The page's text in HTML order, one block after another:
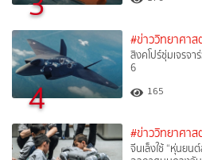
4
#ข่าววิทยาศาส
สิงคโปร์ซุ่มเจรจ
6
165
#ข่าววิทยาศาส
จีนเล็งใช้ “หุ่นยน